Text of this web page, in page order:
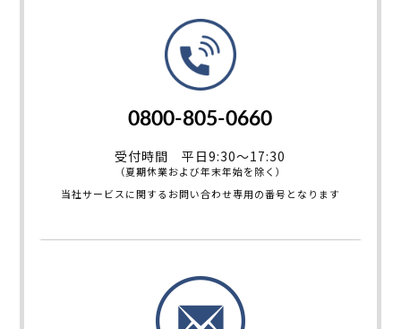
0800-805-0660
受付時間 平日9:30～17:30
（夏期休業および年末年始を除く）
当社サービスに関するお問い合わせ専用の番号となります